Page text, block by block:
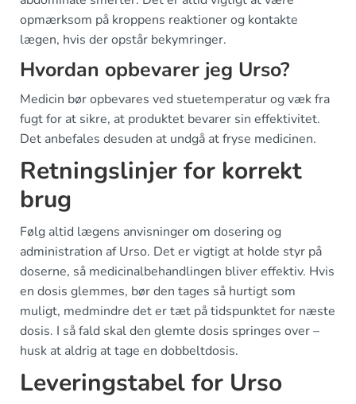
opmærksom på kroppens reaktioner og kontakte
lægen, hvis der opstår bekymringer.
Hvordan opbevarer jeg Urso?
Medicin bør opbevares ved stuetemperatur og væk fra
fugt for at sikre, at produktet bevarer sin effektivitet.
Det anbefales desuden at undgå at fryse medicinen.
Retningslinjer for korrekt
brug
Følg altid lægens anvisninger om dosering og
administration af Urso. Det er vigtigt at holde styr på
doserne, så medicinalbehandlingen bliver effektiv. Hvis
en dosis glemmes, bør den tages så hurtigt som
muligt, medmindre det er tæt på tidspunktet for næste
dosis. I så fald skal den glemte dosis springes over –
husk at aldrig at tage en dobbeltdosis.
Leveringstabel for Urso